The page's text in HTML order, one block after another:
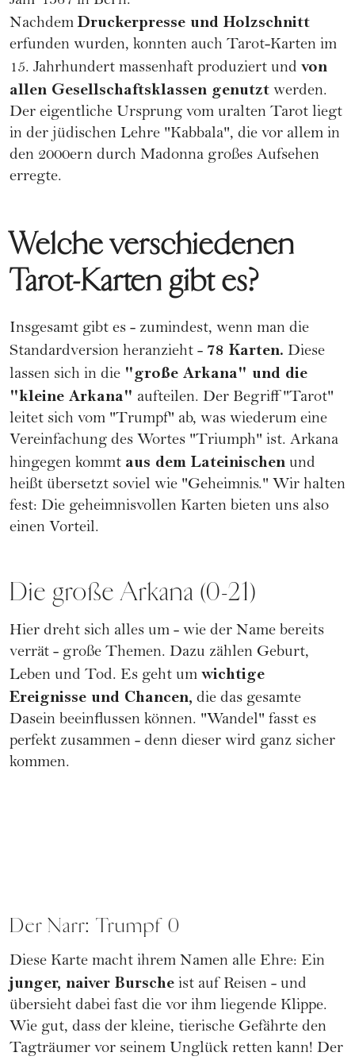
NachdemDruckerpresse und Holzschnitt
erfunden wurden, konnten auch Tarot-Karten im
15. Jahrhundert massenhaft produziert und von
allen Gesellschaftsklassen genutzt werden.
Der eigentliche Ursprung vom uralten Tarot liegt
in der jüdischen Lehre "Kabbala", die vor allem in
den 2000ern durch Madonna großes Aufsehen
erregte.
Welche verschiedenen
Tarot-Karten gibt es?
Insgesamt gibt es - zumindest, wenn man die
Standardversion heranzieht - 78 Karten. Diese
lassen sich in die "große Arkana" und die
"kleine Arkana" aufteilen. Der Begriff "Tarot"
leitet sich vom "Trumpf" ab, was wiederum eine
Vereinfachung des Wortes "Triumph" ist. Arkana
hingegen kommt aus dem Lateinischen und
heißt übersetzt soviel wie "Geheimnis." Wir halten
fest: Die geheimnisvollen Karten bieten uns also
einen Vorteil.
Die große Arkana (0-21)
Hier dreht sich alles um - wie der Name bereits
verrät - große Themen. Dazu zählen Geburt,
Leben und Tod. Es geht um wichtige
Ereignisse und Chancen, die das gesamte
Dasein beeinflussen können. "Wandel" fasst es
perfekt zusammen - denn dieser wird ganz sicher
kommen.
Der Narr: Trumpf 0
Diese Karte macht ihrem Namen alle Ehre: Ein
junger, naiver Bursche ist auf Reisen - und
übersieht dabei fast die vor ihm liegende Klippe.
Wie gut, dass der kleine, tierische Gefährte den
Tagträumer vor seinem Unglück retten kann! Der